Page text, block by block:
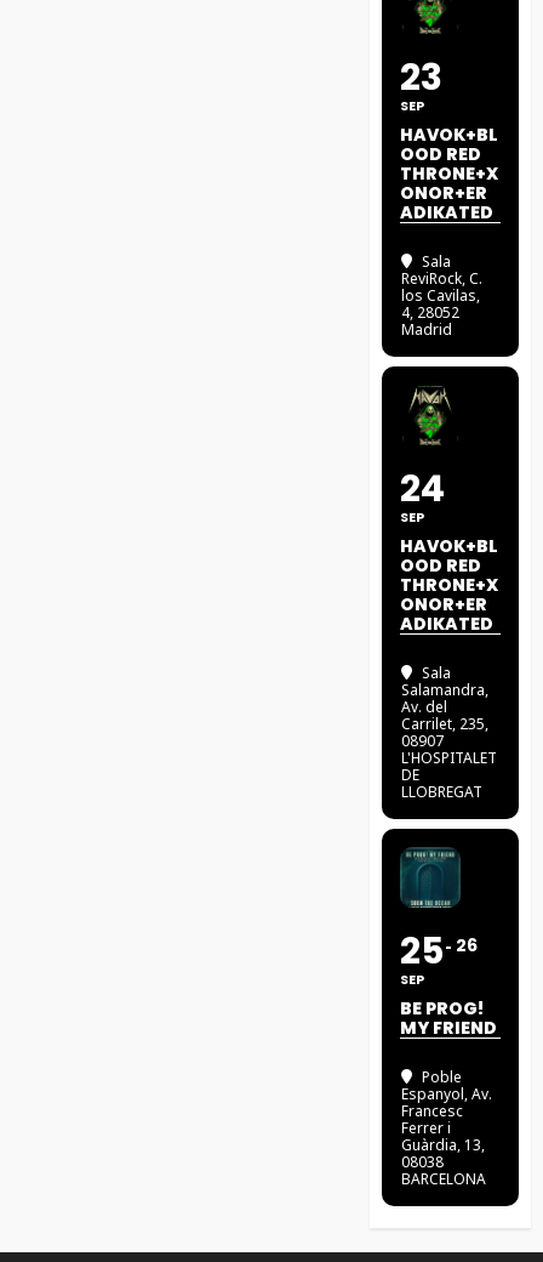
23
SEP
HAVOK+BL
OOD RED
THRONE+X
ONOR+ER
ADIKATED
Sala
ReviRock, C.
los Cavilas,
4, 28052
Madrid
24
SEP
HAVOK+BL
OOD RED
THRONE+X
ONOR+ER
ADIKATED
Sala
Salamandra,
Av. del
Carrilet, 235,
08907
L'HOSPITALET
DE
LLOBREGAT
25
SEP
26
BE PROG!
MY FRIEND
Poble
Espanyol, Av.
Francesc
Ferrer i
Guàrdia, 13,
08038
BARCELONA